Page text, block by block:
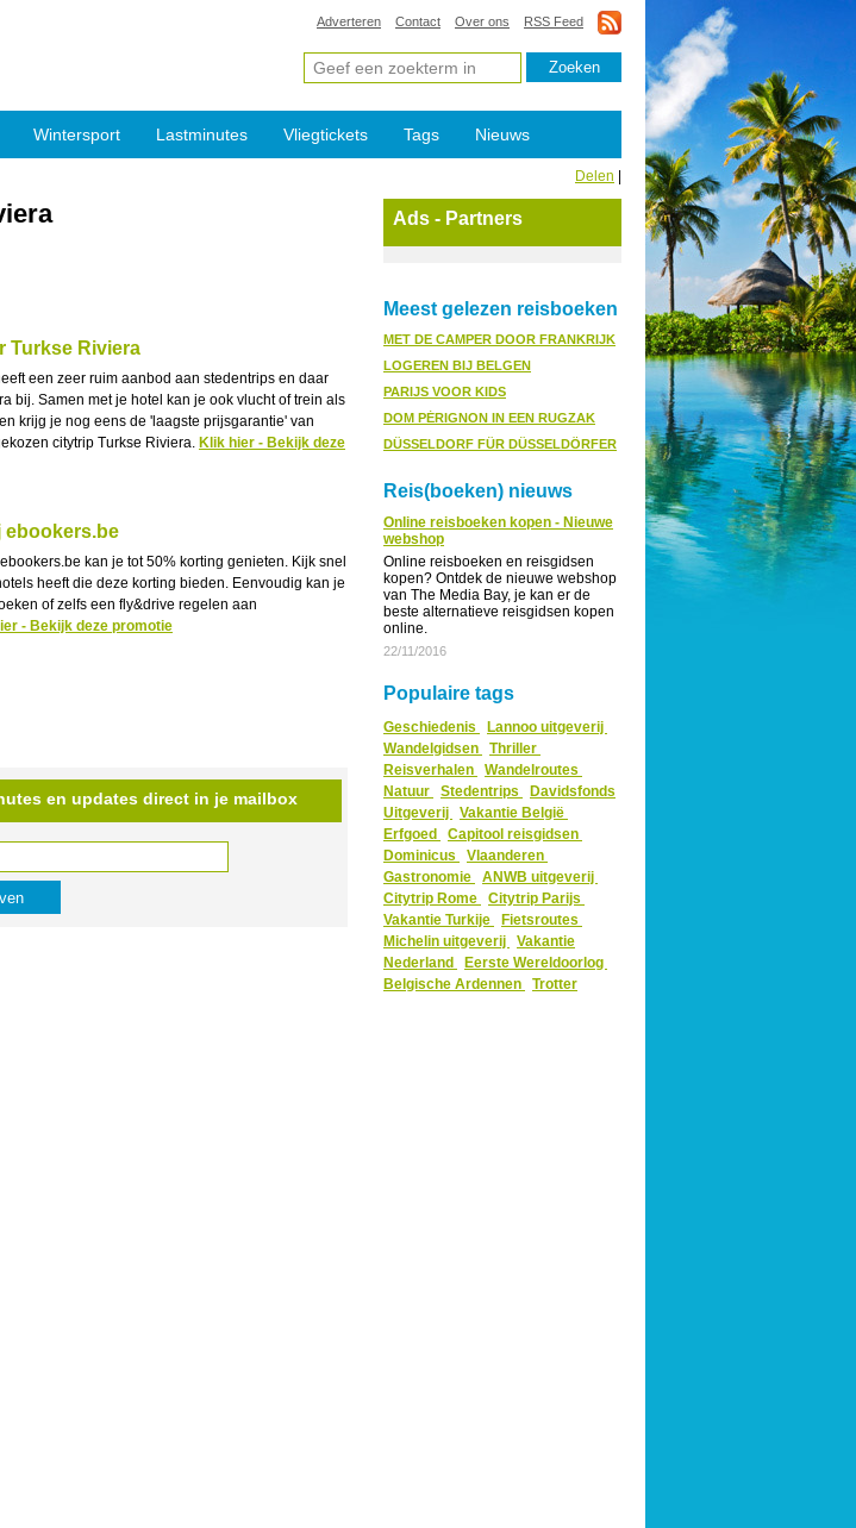
Adverteren Contact Over ons RSS Feed
Wintersport Lastminutes Vliegtickets Tags Nieuws
Delen
Turkse Riviera
een zeer ruim aanbod aan stedentrips en daar
bij. Samen met je hotel kan je ook vlucht of trein als
krijg je nog eens de 'laagste prijsgarantie' van
citytrip Turkse Riviera. Klik hier - Bekijk deze
ebookers.be
kan je tot 50% korting genieten. Kijk snel
heeft die deze korting bieden. Eenvoudig kan je
of zelfs een fly&drive regelen aan
- Bekijk deze promotie
en updates direct in je mailbox
Ads - Partners
Meest gelezen reisboeken
MET DE CAMPER DOOR FRANKRIJK
LOGEREN BIJ BELGEN
PARIJS VOOR KIDS
DOM PÉRIGNON IN EEN RUGZAK
DÜSSELDORF FÜR DÜSSELDÖRFER
Reis(boeken) nieuws
Online reisboeken kopen - Nieuwe
webshop
Online reisboeken en reisgidsen
kopen? Ontdek de nieuwe webshop
van The Media Bay, je kan er de
beste alternatieve reisgidsen kopen
online.
22/11/2016
Populaire tags
Geschiedenis
Lannoo uitgeverij
Wandelgidsen
Thriller
Reisverhalen
Wandelroutes
Natuur
Stedentrips
Davidsfonds
Uitgeverij
Vakantie België
Erfgoed
Capitool reisgidsen
Dominicus
Vlaanderen
Gastronomie
ANWB uitgeverij
Citytrip Rome
Citytrip Parijs
Vakantie Turkije
Fietsroutes
Michelin uitgeverij
Vakantie
Nederland
Eerste Wereldoorlog
Belgische Ardennen
Trotter